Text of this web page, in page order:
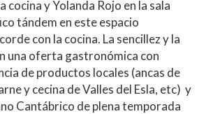
cocina y Yolanda Rojo en la sala
tándem en este espacio
con la cocina. La sencillez y la
una oferta gastronómica con
de productos locales (ancas de
y cecina de Valles del Esla, etc) y
Cantábrico de plena temporada